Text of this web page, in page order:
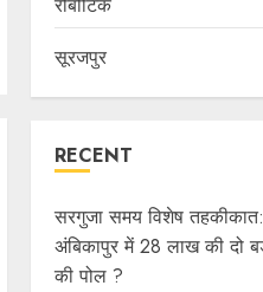
सूरजपुर
RECENT
सरगुजा समय विशेष
अंबिकापुर में 28 लाख की दो
की पोल ?